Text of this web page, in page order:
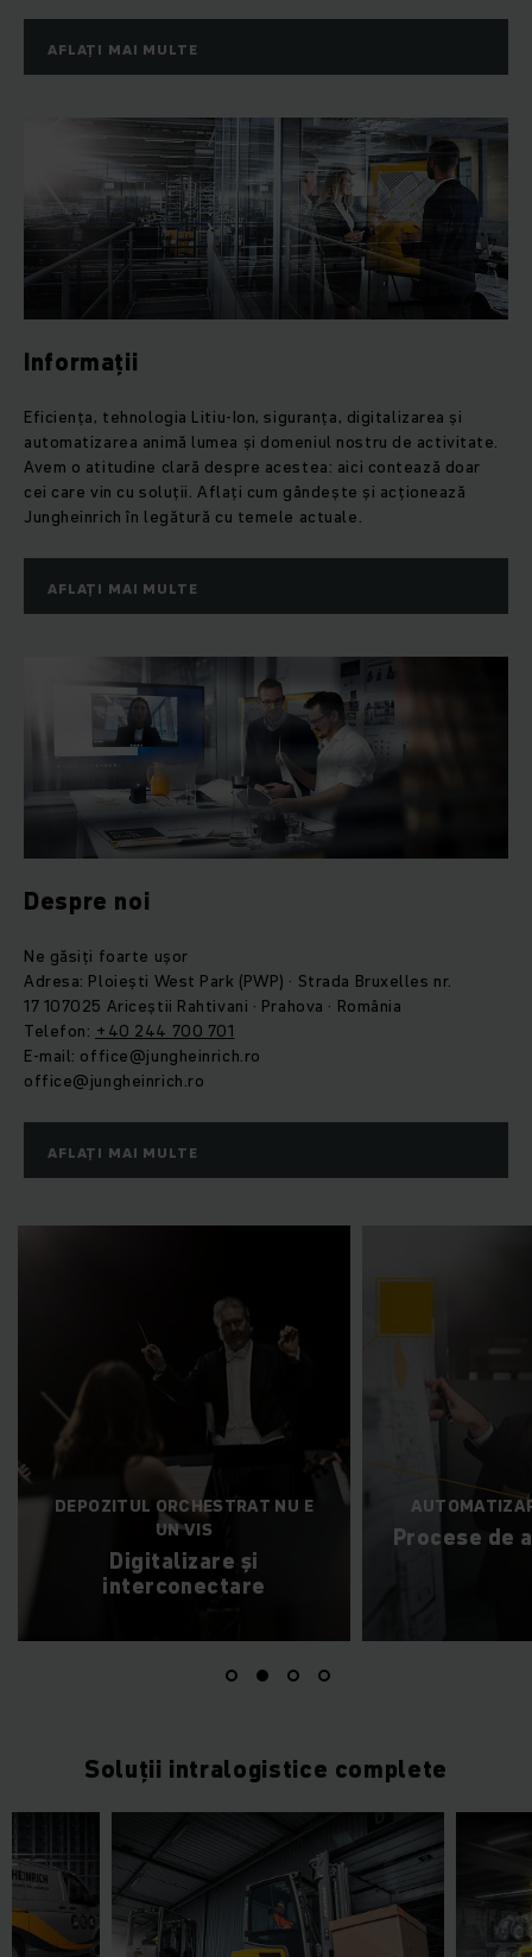
AFLAȚI MAI MULTE
Informații
Eficiența, tehnologia Litiu-Ion, siguranța, digitalizarea și
automatizarea animă lumea și domeniul nostru de activitate.
Avem o atitudine clară despre acestea: aici contează doar
cei care vin cu soluții. Aflați cum gândește și acționează
Jungheinrich în legătură cu temele actuale.
AFLAȚI MAI MULTE
Despre noi
Ne găsiți foarte ușor
Adresa: Ploiești West Park (PWP) · Strada Bruxelles nr.
17 107025 Ariceștii Rahtivani · Prahova · România
Telefon: +40 244 700 701
E-mail: office@jungheinrich.ro
office@jungheinrich.ro
AFLAȚI MAI MULTE
AUTOMATIZARE DE SUCCES
Procese de automatizare
FĂRĂ
Soluții intralogistice complete